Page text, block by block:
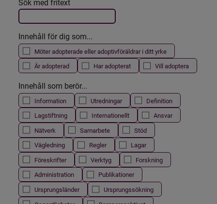
Filtrera resultatet
Det här formuläret postas automatiskt
Sök med fritext
Innehåll för dig som...
Möter adopterade eller adoptivföräldrar i ditt yrke
Är adopterad
Har adopterat Vill adoptera
Innehåll som berör...
Information Utredningar
Definition
Lagstiftning
Internationellt
Ansvar
Nätverk
Samarbete
Stöd
Vägledning
Regler
Lagar
Föreskrifter
Verktyg
Forskning
Administration
Publikationer
Ursprungsländer
Ursprungssökning